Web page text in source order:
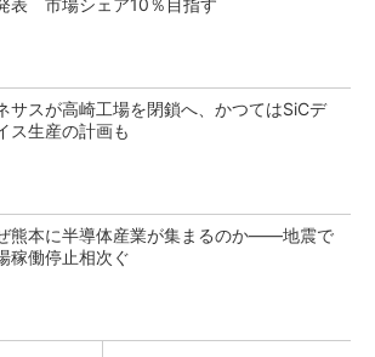
表 市場シェア10％目指す
サスが高崎工場を閉鎖へ、かつてはSiCデ
ス生産の計画も
熊本に半導体産業が集まるのか――地震で
稼働停止相次ぐ